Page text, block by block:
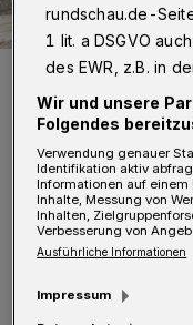
Symbolbild.
Foto: Wuppertaler Rundschau /
E ine von der
Straße
rundschau.de-
1 lit. a DSGVO
des EWR, z.B. in
Wir und unsere
Folgendes
Verwendung genauer
Identifikation aktiv
Informationen auf einem
Inhalte, Messung von
Inhalten,
Verbesserung von
Ausführliche Informationen
Impressum